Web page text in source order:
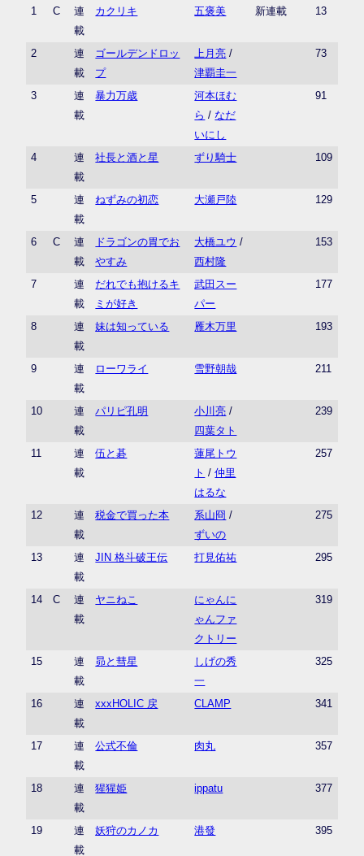
1
C
連
載
カクリキ 五褒美 新連載 13
2
連
載
ゴールデンドロッ
プ
上月亮 /
津覇圭一
73
3
連
載
暴力万歳
河本ほむ
ら / なだ
いにし
91
4
連
載
社長と酒と星 ずり騎士 109
5
連
載
ねずみの初恋 大瀬戸陸 129
6 C
連
載
ドラゴンの胃でお
やすみ
大橋ユウ /
西村隆
153
7
連
載
だれでも抱けるキ
ミが好き
武田スー
パー
177
8
連
載
妹は知っている 雁木万里 193
9
連
載
ローワライ 雪野朝哉 211
10
連
載
パリピ孔明 小川亮 /
四葉タト
239
11
連
載
伍と碁
蓮尾トウ
ト /仲里
はるな
257
12
連
載
税金で買った本 系山冏 /
ずいの
275
13
連
載
JIN 格斗破王伝 打見佑祐 295
14 C
連
載
ヤニねこ
にゃんに
ゃんファ
クトリー
319
15
連
載
昴と彗星
しげの秀
一
325
16
連
載
xxxHOLIC 戻 CLAMP 341
17
連
載
公式不倫 肉丸 357
18
連
載
猩猩姫 ippatu 377
19
連
載
妖狩のカノカ 港發 395